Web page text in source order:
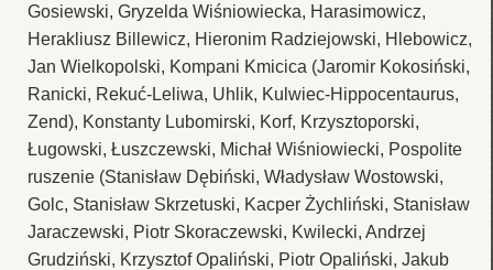
Gosiewski, Gryzelda Wiśniowiecka, Harasimowicz,
Herakliusz Billewicz, Hieronim Radziejowski, Hlebowicz,
Jan Wielkopolski, Kompani Kmicica (Jaromir Kokosiński,
Ranicki, Rekuć-Leliwa, Uhlik, Kulwiec-Hippocentaurus,
Zend), Konstanty Lubomirski, Korf, Krzysztoporski,
Ługowski, Łuszczewski, Michał Wiśniowiecki, Pospolite
ruszenie (Stanisław Dębiński, Władysław Wostowski,
Golc, Stanisław Skrzetuski, Kacper Żychliński, Stanisław
Jaraczewski, Piotr Skoraczewski, Kwilecki, Andrzej
Grudziński, Krzysztof Opaliński, Piotr Opaliński, Jakub